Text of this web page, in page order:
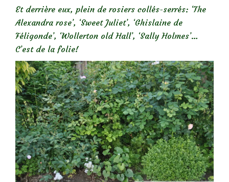
Et derrière eux, plein de rosiers collés-serrés: ‘The
Alexandra rose’, ‘Sweet Juliet’, ‘Ghislaine de
Féligonde’, ‘Wollerton old Hall’, ‘Sally Holmes’…
C’est de la folie!